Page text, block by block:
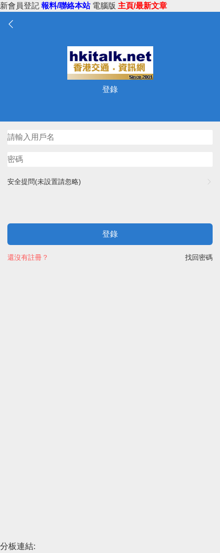
新會員登記 報料/聯絡本站 電腦版 主頁/最新文章
登錄
安全提問(未設置請忽略)
登錄
找回密碼
還沒有註冊？
分板連結: